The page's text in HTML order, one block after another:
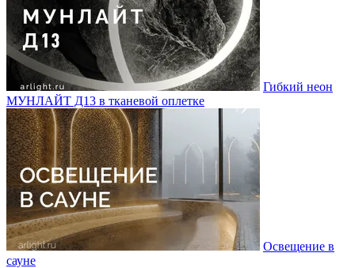
Гибкий неон
МУНЛАЙТ Д13 в тканевой оплетке
Освещение в
сауне